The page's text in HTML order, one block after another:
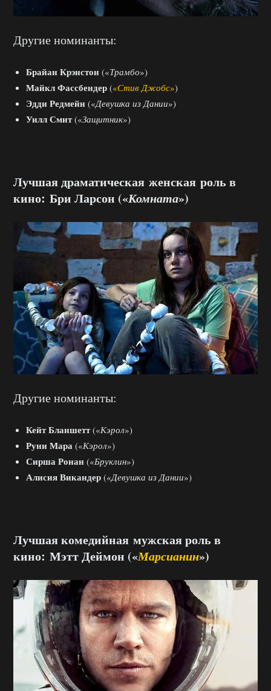
Другие номинанты:
Брайан Крэнстон («Трамбо»)
Майкл Фассбендер («Стив Джобс»)
Эдди Редмейн («Девушка из Дании»)
Уилл Смит(«Защитник»)
Лучшая драматическая женская роль в
кино: Бри Ларсон («Комната»)
Другие номинанты:
Кейт Бланшетт(«Кэрол»)
Руни Мара («Кэрол»)
Сирша Ронан («Бруклин»)
Алисия Викандер («Девушка из Дании»)
Лучшая комедийная мужская роль в
кино: Мэтт Деймон («Марсианин»)